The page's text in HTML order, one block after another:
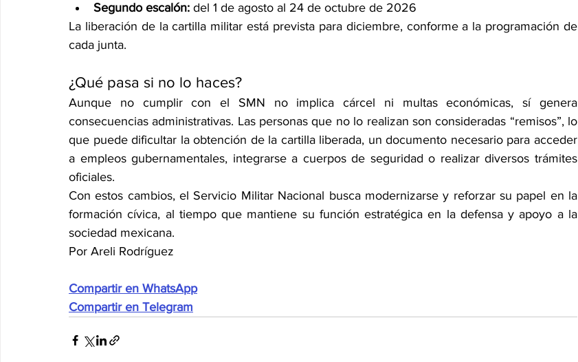
Segundo escalón: del 1 de agosto al 24 de octubre de 2026
La liberación de la cartilla militar está prevista para diciembre, conforme a la programación de
cada junta.
¿Qué pasa si no lo haces?
Aunque no cumplir con el SMN no implica cárcel ni multas económicas, sí genera
consecuencias administrativas. Las personas que no lo realizan son consideradas “remisos”, lo
que puede dificultar la obtención de la cartilla liberada, un documento necesario para acceder
a empleos gubernamentales, integrarse a cuerpos de seguridad o realizar diversos trámites
oficiales.
Con estos cambios, el Servicio Militar Nacional busca modernizarse y reforzar su papel en la
formación cívica, al tiempo que mantiene su función estratégica en la defensa y apoyo a la
sociedad mexicana.
Por Areli Rodríguez
Compartir en WhatsApp
Compartir en Telegram